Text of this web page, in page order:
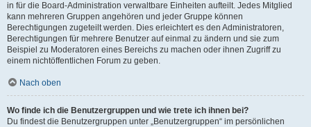
in für die Board-Administration verwaltbare Einheiten aufteilt. Jedes Mitglied
kann mehreren Gruppen angehören und jeder Gruppe können
Berechtigungen zugeteilt werden. Dies erleichtert es den Administratoren,
Berechtigungen für mehrere Benutzer auf einmal zu ändern und sie zum
Beispiel zu Moderatoren eines Bereichs zu machen oder ihnen Zugriff zu
einem nichtöffentlichen Forum zu geben.
Nach oben
Wo finde ich die Benutzergruppen und wie trete ich ihnen bei?
Du findest die Benutzergruppen unter „Benutzergruppen“ im persönlichen